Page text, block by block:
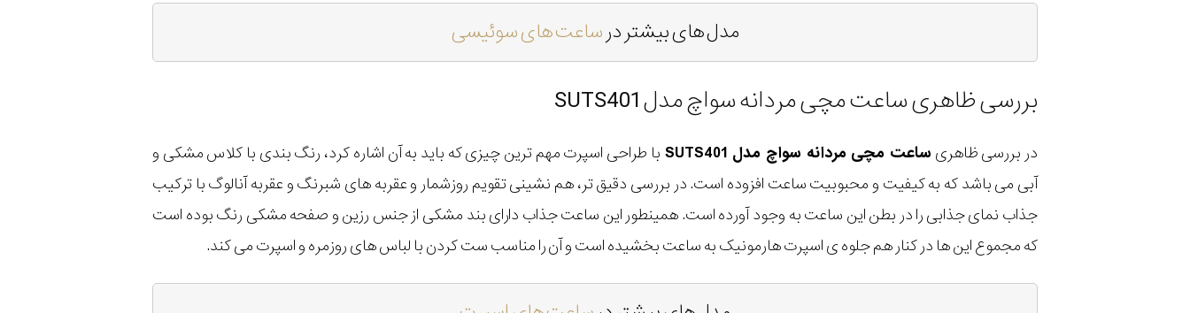
مدل های بیشتر درساعت های سوئیسی
بررسی ظاهری ساعت مچی مردانه سواچ مدل SUTS401
در بررسی ظاهری ساعت مچی مردانه سواچ مدل SUTS401
با طراحی اسپرت مهم ترین چیزی که باید به آن اشاره کرد، رنگ بندی با کلاس مشکی و
آبی می باشد که به کیفیت و محبوبیت ساعت افزوده است. در بررسی دقیق تر، هم نشینی تقویم روزشمار و عقربه های شبرنگ و عقربه آنالوگ با ترکیب
جذاب نمای جذابی را در بطن این ساعت به وجود آورده است. همینطور این ساعت جذاب دارای بند مشکی از جنس رزین و صفحه مشکی رنگ بوده است
که مجموع این ها در کنار هم جلوه ی اسپرت هارمونیک به ساعت بخشیده است و آن را مناسب ست کردن با لباس های روزمره و اسپرت می کند.